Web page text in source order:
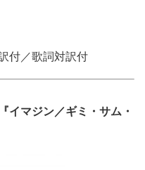
付／歌詞対訳付
イマジン／ギミ・サム・